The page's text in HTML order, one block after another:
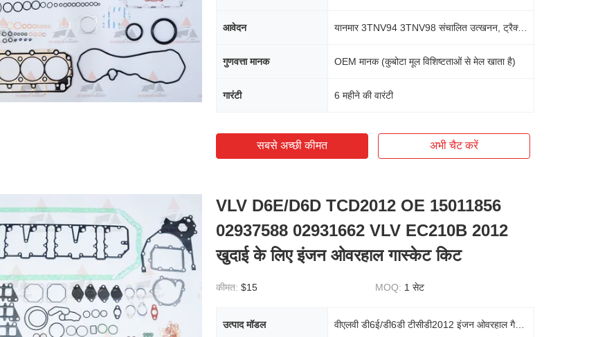
आवेदन यानमार 3TNV94 3TNV98 संचालित उत्खनन, ट्रैक्टर, औद्योगिक मशीनरी
गुणवत्ता मानक OEM मानक (कुबोटा मूल विशिष्टताओं से मेल खाता है)
गारंटी 6 महीने की वारंटी
सबसे अच्छी कीमत अभी चैट करें
VLV D6E/D6D TCD2012 OE 15011856
02937588 02931662 VLV EC210B 2012
खुदाई के लिए इंजन ओवरहाल गास्केट किट
कीमत: $15 MOQ: 1 सेट
उत्पाद मॉडल वीएलवी डी6ई/डी6डी टीसीडी2012 इंजन ओवरहाल गैस्केट किट